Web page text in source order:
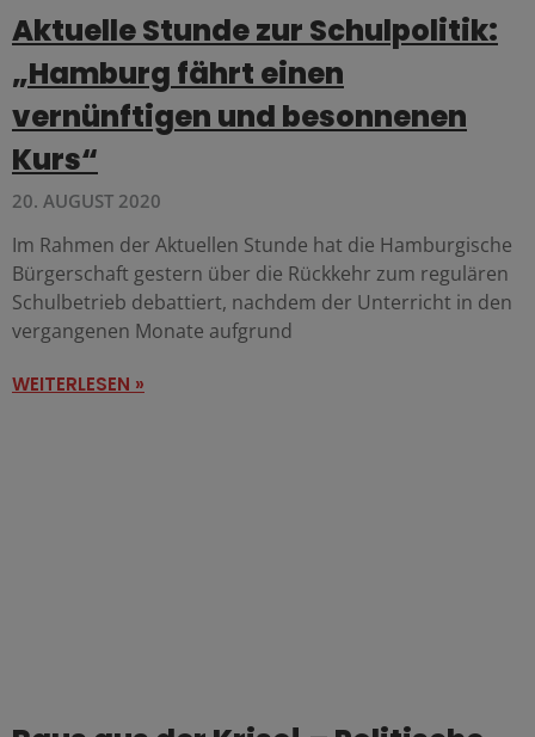
Aktuelle Stunde zur Schulpolitik:
„Hamburg fährt einen
vernünftigen und besonnenen
Kurs“
20. AUGUST 2020
Im Rahmen der Aktuellen Stunde hat die Hamburgische
Bürgerschaft gestern über die Rückkehr zum regulären
Schulbetrieb debattiert, nachdem der Unterricht in den
vergangenen Monate aufgrund
WEITERLESEN »